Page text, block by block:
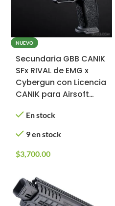
NUEVO
Secundaria GBB CANIK
SFx RIVAL de EMG x
Cybergun con Licencia
CANIK para Airsoft
En stock
9 en stock
$3,700.00